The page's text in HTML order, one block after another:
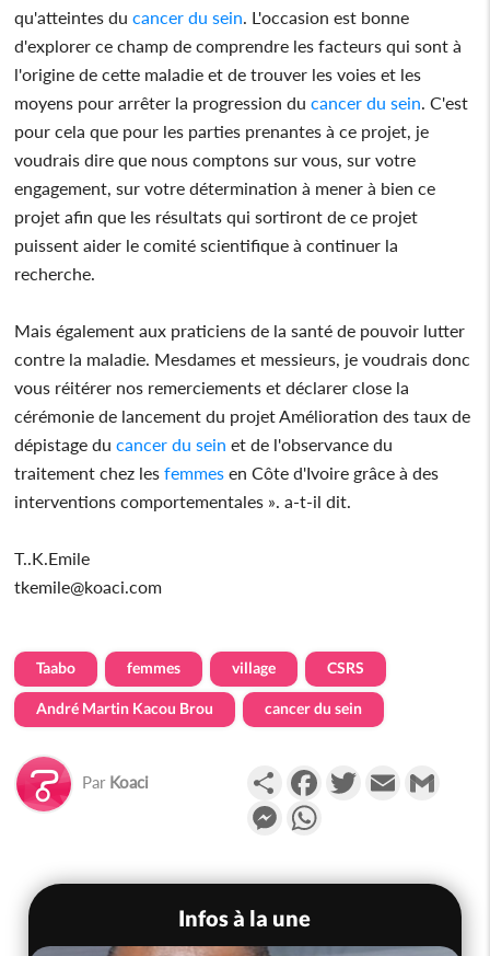
qu'atteintes du cancer du sein . L'occasion est bonne
d'explorer ce champ de comprendre les facteurs qui sont à
l'origine de cette maladie et de trouver les voies et les
moyens pour arrêter la progression du cancer du sein . C'est
pour cela que pour les parties prenantes à ce projet, je
voudrais dire que nous comptons sur vous, sur votre
engagement, sur votre détermination à mener à bien ce
projet afin que les résultats qui sortiront de ce projet
puissent aider le comité scientifique à continuer la
recherche.
Mais également aux praticiens de la santé de pouvoir lutter
contre la maladie. Mesdames et messieurs, je voudrais donc
vous réitérer nos remerciements et déclarer close la
cérémonie de lancement du projet Amélioration des taux de
dépistage du cancer du sein et de l'observance du
traitement chez les femmes en Côte d'Ivoire grâce à des
interventions comportementales ». a-t-il dit.
T..K.Emile
tkemile@koaci.com
Taabo femmes village CSRS
André Martin Kacou Brou cancer du sein
Par Koaci PartagerFacebookTwitterEmail
Messenger
Infos à la une